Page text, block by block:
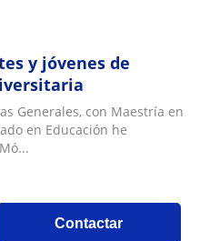
y jóvenes de
Generales, con Maestría en
en Educación he
Contactar